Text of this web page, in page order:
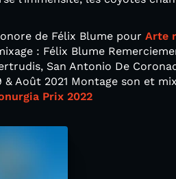
de Félix Blume pour Arte
: Félix Blume
San Antonio De
& Août 2021 Montage son et
Prix 2022